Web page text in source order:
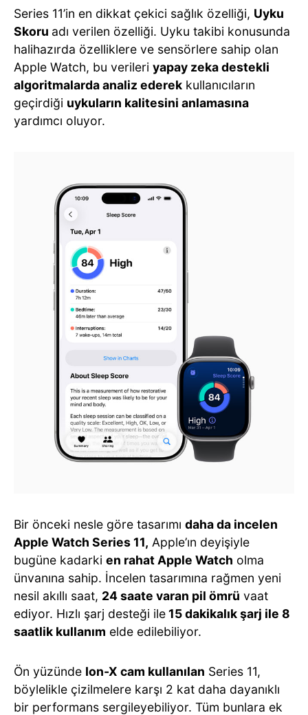
Series 11’in en dikkat çekici sağlık özelliği, Uyku
Skoru adı verilen özelliği. Uyku takibi konusunda
halihazırda özelliklere ve sensörlere sahip olan
Apple Watch, bu verileri yapay zeka destekli
algoritmalarda analiz ederek kullanıcıların
geçirdiği uykuların kalitesini anlamasına
yardımcı oluyor.
Bir önceki nesle göre tasarımı daha da incelen
Apple Watch Series 11, Apple’ın deyişiyle
bugüne kadarki en rahat Apple Watch olma
ünvanına sahip. İncelen tasarımına rağmen yeni
nesil akıllı saat, 24 saate varan pil ömrü vaat
ediyor. Hızlı şarj desteği ile15 dakikalık şarj ile 8
saatlik kullanım elde edilebiliyor.
Ön yüzünde Ion-X cam kullanılan Series 11,
böylelikle çizilmelere karşı 2 kat daha dayanıklı
bir performans sergileyebiliyor. Tüm bunlara ek